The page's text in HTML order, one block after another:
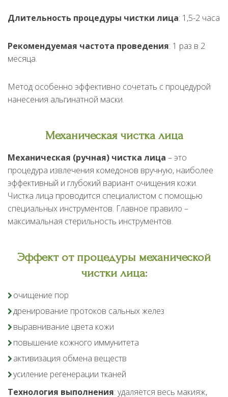
Длительность процедуры чистки лица: 1,5-2 часа
Рекомендуемая частота проведения: 1 раз в 2
месяца.
Метод особенно эффективно сочетать с процедурой
нанесения альгинатной маски.
Механическая чистка лица
Механическая (ручная) чистка лица – это
процедура извлечения комедонов вручную, наиболее
эффективный и глубокий вариант очищения кожи.
Чистка лица проводится специалистом с помощью
специальных инструментов. Главное правило –
максимальная стерильность инструментов.
Эффект от процедуры механической
чистки лица:
очищение пор
дренирование протоков сальных желез
выравнивание цвета кожи
повышение кожного иммунитета
активизация обмена веществ
усиление регенерации тканей
Технология выполнения: удаляется весь макияж,